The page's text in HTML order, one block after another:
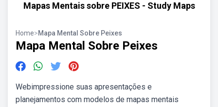
Mapas Mentais sobre PEIXES - Study Maps
Home>Mapa Mental Sobre Peixes
Mapa Mental Sobre Peixes
Webimpressione suas apresentações e
planejamentos com modelos de mapas mentais